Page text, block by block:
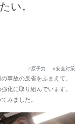
い。
#原子力 #安全対策
事故の反省をふまえて、
化に取り組んでいます。
みました。